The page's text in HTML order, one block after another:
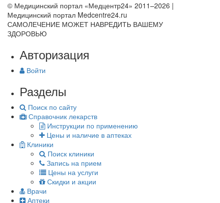
© Медицинский портал «Медцентр24» 2011–2026 |
Медицинский портал Medcentre24.ru
САМОЛЕЧЕНИЕ МОЖЕТ НАВРЕДИТЬ ВАШЕМУ
ЗДОРОВЬЮ
Авторизация
Войти
Разделы
Поиск по сайту
Справочник лекарств
Инструкции по применению
Цены и наличие в аптеках
Клиники
Поиск клиники
Запись на прием
Цены на услуги
Скидки и акции
Врачи
Аптеки